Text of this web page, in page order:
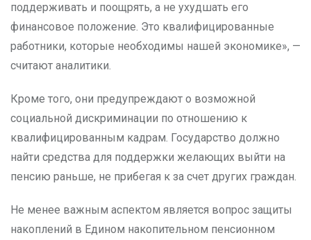
поддерживать и поощрять, а не ухудшать его
финансовое положение. Это квалифицированные
работники, которые необходимы нашей экономике», —
считают аналитики.
Кроме того, они предупреждают о возможной
социальной дискриминации по отношению к
квалифицированным кадрам. Государство должно
найти средства для поддержки желающих выйти на
пенсию раньше, не прибегая к за счет других граждан.
Не менее важным аспектом является вопрос защиты
накоплений в Едином накопительном пенсионном